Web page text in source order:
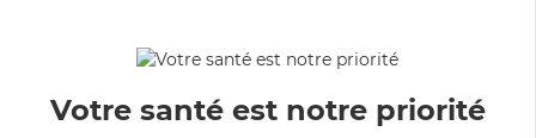
Votre santé est notre priorité